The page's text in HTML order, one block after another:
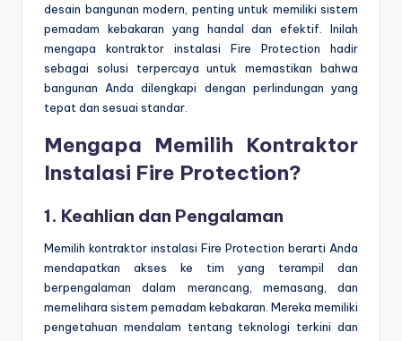
desain bangunan modern, penting untuk memiliki sistem
pemadam kebakaran yang handal dan efektif. Inilah
mengapa kontraktor instalasi Fire Protection hadir
sebagai solusi terpercaya untuk memastikan bahwa
bangunan Anda dilengkapi dengan perlindungan yang
tepat dan sesuai standar.
Mengapa Memilih Kontraktor
Instalasi Fire Protection?
1. Keahlian dan Pengalaman
Memilih kontraktor instalasi Fire Protection berarti Anda
mendapatkan akses ke tim yang terampil dan
berpengalaman dalam merancang, memasang, dan
memelihara sistem pemadam kebakaran. Mereka memiliki
pengetahuan mendalam tentang teknologi terkini dan